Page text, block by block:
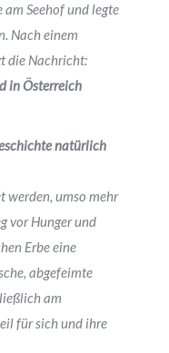
Seehof und legte
Nach einem
die Nachricht:
in Österreich
natürlich
werden, umso mehr
vor Hunger und
Erbe eine
abgefeimte
am
für sich und ihre